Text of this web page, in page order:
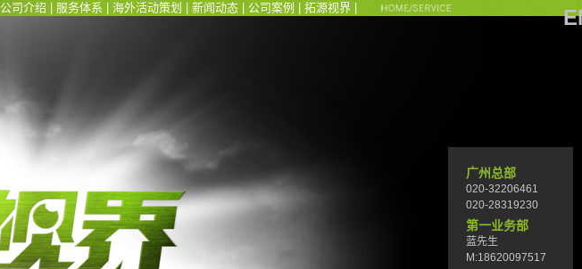
公司介绍 服务体系 海外活动策划 新闻动态 公司案例 拓源视界
广州总部
020-32206461
020-28319230
第一业务部
蓝先生
M:18620097517